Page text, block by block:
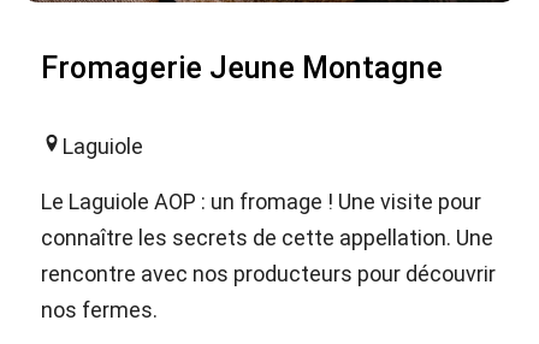
Fromagerie Jeune Montagne
Laguiole
Le Laguiole AOP : un fromage ! Une visite pour
connaître les secrets de cette appellation. Une
rencontre avec nos producteurs pour découvrir
nos fermes.